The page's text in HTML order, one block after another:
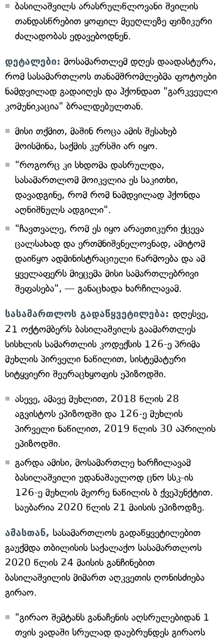
ბასილაშვილს არასრულწლოვანი შვილის
თანდასწრებით ყოფილ მეუღლეზე ფიზიკური
ძალადობას ედავებოდნენ.
დეტალები: მოსამართლემ დღეს დაადასტურა,
რომ სასამართლოს თანამშრომლებმა ფოტოები
ნამდვილად გადაიღეს და ჰქონდათ "გარკვეული
კომუნიკაცია" ბრალდებულთან.
მისი თქმით, მაშინ როცა ამის შესახებ
მოისმინა, საქმის კურსში არ იყო.
"როგორც კი სხდომა დასრულდა,
სასამართლომ მოიკვლია ეს საკითხი,
დავადგინე, რომ რომ ნამდვილად ჰქონდა
აღნიშნულს ადგილი".
"ჩავთვალე, რომ ეს იყო არაეთიკური ქცევა
ცალსახად და ერთმნიშვნელოვნად, ამიტომ
დაიწყო ადმინისტრაციული წარმოება და ამ
ყველაფერს მიეცემა მისი სამართლებრივი
შეფასება", — განაცხადა ხარჩილავამ.
სასამართლოს გადაწყვეტილება: დღესვე,
21 ოქტომბერს ბასილაშვილს გაამართლეს
სისხლის სამართლის კოდექსის 126-ე პრიმა
მუხლის პირველი ნაწილით, სისტემატური
სიტყვიერი შეურაცხყოფის ეპიზოდში.
ასევე, ამავე მუხლით, 2018 წლის 28
აგვისტოს ეპიზოდში და 126-ე მუხლის
პირველი ნაწილით, 2019 წლის 30 აპრილის
ეპიზოდში.
გარდა ამისი, მოსამართლე ხარჩილავამ
ბასილაშვილი უდანაშაულოდ ცნო სსკ-ის
126-ე მუხლის მეორე ნაწილის ბ ქვეპუნქტით.
საუბარია 2020 წლის 21 მაისის ეპიზოდზე.
ამასთან, სასამართლოს გადაწყვეტილებით
გაუქმდა თბილისის საქალაქო სასამართლოს
2020 წლის 24 მაისის განჩინებით
ბასილაშვილის მიმართ აღკვეთის ღონისძიება
გირაო.
"გირაო შემტანს განაჩენის აღსრულებიდან 1
თვის ვადაში სრულად დაუბრუნდეს გირაოს